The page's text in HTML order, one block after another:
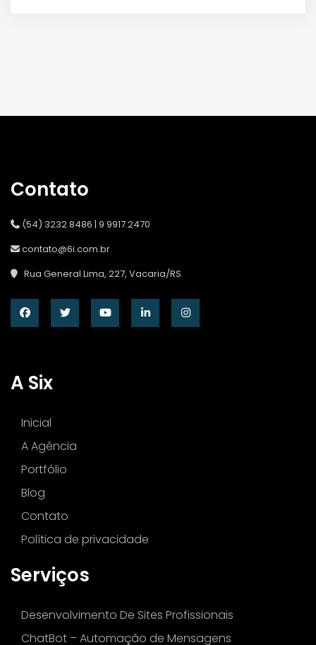
Contato
(54) 3232.8486 | 9 9917.2470
contato@6i.com.br
Rua General Lima, 227, Vacaria/RS
A Six
Inicial
A Agência
Portfólio
Blog
Contato
Política de privacidade
Serviços
Desenvolvimento De Sites Profissionais
ChatBot – Automação de Mensagens